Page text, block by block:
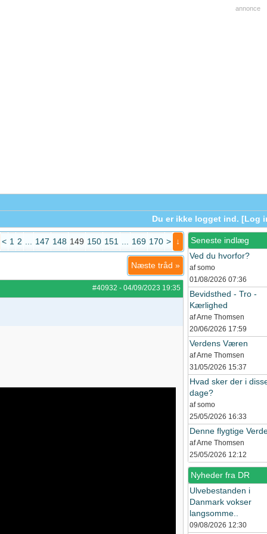
annonce
Du er ikke logget ind. [Log
< 1 2 147 148 149 150 151 169 170 > ↓
Næste tråd »
#40932 - 04/09/2023 19:35
Seneste indlæg
Ved du hvorfor?
af somo
01/08/2026 07:36
Bevidsthed - Tro -
Kærlighed
af Arne Thomsen
20/06/2026 17:59
Verdens Væren
af Arne Thomsen
31/05/2026 15:37
Hvad sker der i
dage?
af somo
25/05/2026 16:33
Denne flygtige
af Arne Thomsen
25/05/2026 12:12
Nyheder fra DR
Ulvebestanden i
Danmark vokser
langsomme..
09/08/2026 12:30